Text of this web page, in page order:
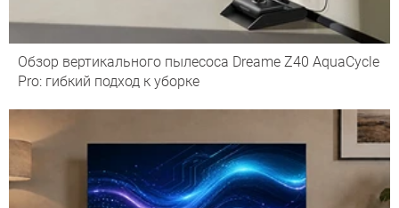
Обзор вертикального пылесоса Dreame Z40 AquaCycle
Pro: гибкий подход к уборке